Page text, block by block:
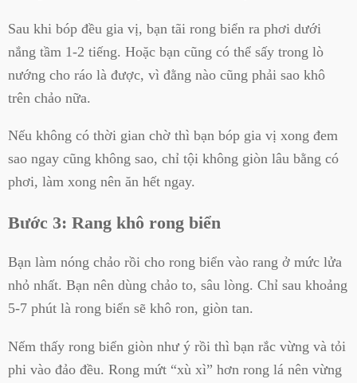
Sau khi bóp đều gia vị, bạn tãi rong biển ra phơi dưới
nắng tầm 1-2 tiếng. Hoặc bạn cũng có thể sấy trong lò
nướng cho ráo là được, vì đằng nào cũng phải sao khô
trên chảo nữa.
Nếu không có thời gian chờ thì bạn bóp gia vị xong đem
sao ngay cũng không sao, chỉ tội không giòn lâu bằng có
phơi, làm xong nên ăn hết ngay.
Bước 3: Rang khô rong biển
Bạn làm nóng chảo rồi cho rong biển vào rang ở mức lửa
nhỏ nhất. Bạn nên dùng chảo to, sâu lòng. Chỉ sau khoảng
5-7 phút là rong biển sẽ khô ron, giòn tan.
Nếm thấy rong biển giòn như ý rồi thì bạn rắc vừng và tỏi
phi vào đảo đều. Rong mứt “xù xì” hơn rong lá nên vừng